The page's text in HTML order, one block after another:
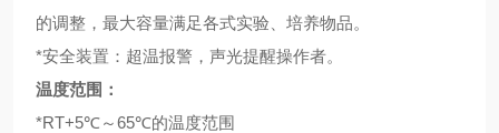
的调整，最大容量满足各式实验、培养物品。
*安全装置：超温报警，声光提醒操作者。
温度范围：
*RT+5℃～65℃的温度范围